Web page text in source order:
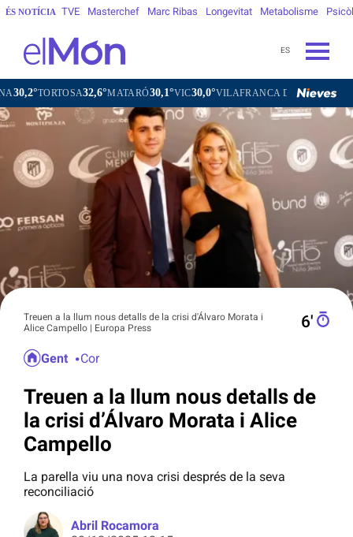
ÉS NOTÍCIA TVE Masterchef Marc Ribas Longevitat Metabolisme
ES
32,6°MATARÓ30,1°VIC30,0°VILAFRANCA DEL PENEDÈS 29,5°
Treuen a la llum nous detalls de la crisi d'Álvaro Morata i
Alice Campello | Europa Press
6′
Gent Cor
Treuen a la llum nous detalls de
la crisi d’Álvaro Morata i Alice
Campello
La parella viu una nova crisi després de la seva
reconciliació
Abril Rocamora